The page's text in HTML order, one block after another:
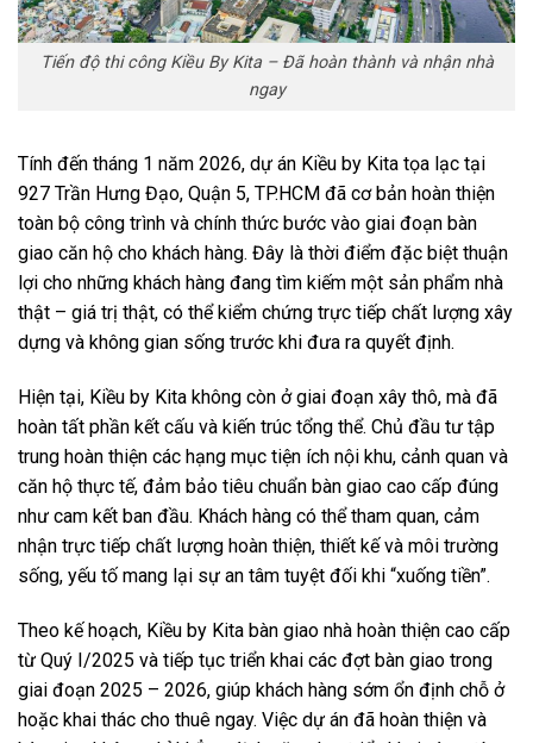
Tiến độ thi công Kiều By Kita – Đã hoàn thành và nhận nhà
ngay
Tính đến tháng 1 năm 2026, dự án Kiều by Kita tọa lạc tại
927 Trần Hưng Đạo, Quận 5, TP.HCM đã cơ bản hoàn thiện
toàn bộ công trình và chính thức bước vào giai đoạn bàn
giao căn hộ cho khách hàng. Đây là thời điểm đặc biệt thuận
lợi cho những khách hàng đang tìm kiếm một sản phẩm nhà
thật – giá trị thật, có thể kiểm chứng trực tiếp chất lượng xây
dựng và không gian sống trước khi đưa ra quyết định.
Hiện tại, Kiều by Kita không còn ở giai đoạn xây thô, mà đã
hoàn tất phần kết cấu và kiến trúc tổng thể. Chủ đầu tư tập
trung hoàn thiện các hạng mục tiện ích nội khu, cảnh quan và
căn hộ thực tế, đảm bảo tiêu chuẩn bàn giao cao cấp đúng
như cam kết ban đầu. Khách hàng có thể tham quan, cảm
nhận trực tiếp chất lượng hoàn thiện, thiết kế và môi trường
sống, yếu tố mang lại sự an tâm tuyệt đối khi “xuống tiền”.
Theo kế hoạch, Kiều by Kita bàn giao nhà hoàn thiện cao cấp
từ Quý I/2025 và tiếp tục triển khai các đợt bàn giao trong
giai đoạn 2025 – 2026, giúp khách hàng sớm ổn định chỗ ở
hoặc khai thác cho thuê ngay. Việc dự án đã hoàn thiện và